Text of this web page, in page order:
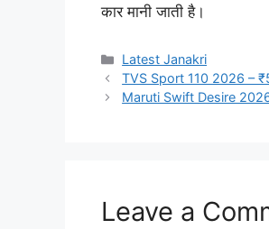
कार मानी जाती है।
Categories
Latest Janakri
TVS Sport 110 2026 –
Maruti Swift Desire 2026
Leave a